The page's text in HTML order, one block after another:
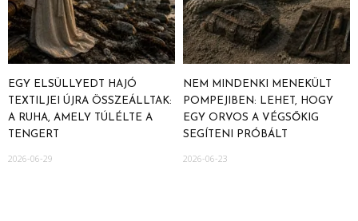
EGY ELSÜLLYEDT HAJÓ
TEXTILJEI ÚJRA ÖSSZEÁLLTAK:
A RUHA, AMELY TÚLÉLTE A
TENGERT
2026-06-29
NEM MINDENKI MENEKÜLT
POMPEJIBEN: LEHET, HOGY
EGY ORVOS A VÉGSŐKIG
SEGÍTENI PRÓBÁLT
2026-06-23